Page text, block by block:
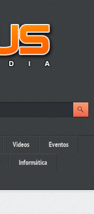
Videos Eventos
Informática